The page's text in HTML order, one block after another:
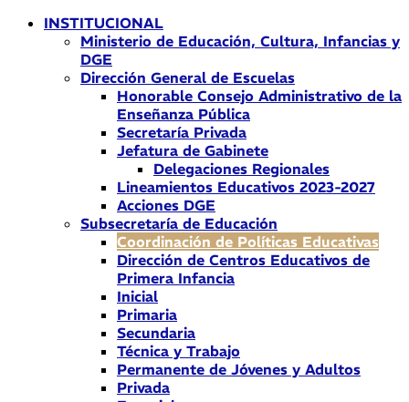
INSTITUCIONAL
Ministerio de Educación, Cultura, Infancias y
DGE
Dirección General de Escuelas
Honorable Consejo Administrativo de la
Enseñanza Pública
Secretaría Privada
Jefatura de Gabinete
Delegaciones Regionales
Lineamientos Educativos 2023-2027
Acciones DGE
Subsecretaría de Educación
Coordinación de Políticas Educativas
Dirección de Centros Educativos de
Primera Infancia
Inicial
Primaria
Secundaria
Técnica y Trabajo
Permanente de Jóvenes y Adultos
Privada